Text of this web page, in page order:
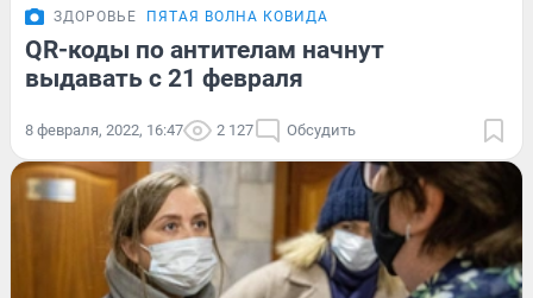
ЗДОРОВЬЕ ПЯТАЯ ВОЛНА КОВИДА
QR-коды по антителам начнут
выдавать с 21 февраля
8 февраля, 2022, 16:47 2 127 Обсудить